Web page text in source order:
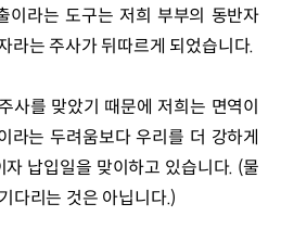
이라는 도구는 저희 부부의 동반자
라는 주사가 뒤따르게 되었습니다.
사를 맞았기 때문에 저희는 면역이
라는 두려움보다 우리를 더 강하게
납입일을 맞이하고 있습니다. (물
다리는 것은 아닙니다.)